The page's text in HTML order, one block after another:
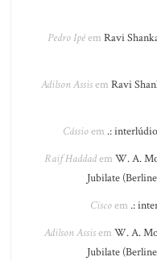
Pedro Ipêem Ravi
Adilson Assisem Ravi
Cássioem .:
Raif Haddadem W. A.
Jubilate
Ciscoem .:
Adilson Assisem W. A.
Jubilate